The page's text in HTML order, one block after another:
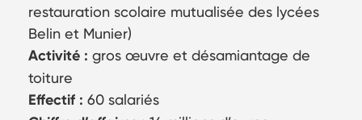
restauration scolaire mutualisée des lycées
Belin et Munier)
Activité : gros œuvre et désamiantage de
toiture
Effectif : 60 salariés